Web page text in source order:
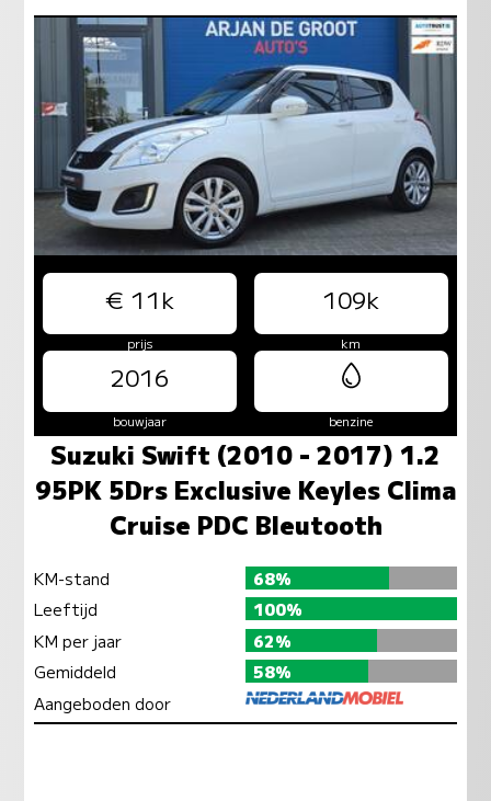
€ 11k 109k
prijs km
2016
bouwjaar benzine
Suzuki Swift (2010 - 2017) 1.2
95PK 5Drs Exclusive Keyles Clima
Cruise PDC Bleutooth
KM-stand
68%
Leeftijd
100%
KM per jaar
62%
Gemiddeld
58%
Aangeboden door